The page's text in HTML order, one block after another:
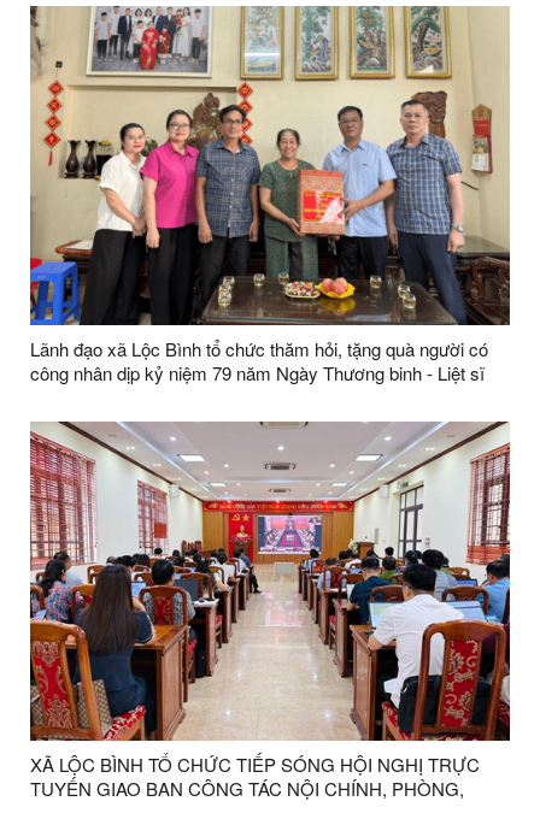
Lãnh đạo xã Lộc Bình tổ chức thăm hỏi, tặng quà người có
công nhân dịp kỷ niệm 79 năm Ngày Thương binh - Liệt sĩ
XÃ LỘC BÌNH TỔ CHỨC TIẾP SÓNG HỘI NGHỊ TRỰC
TUYẾN GIAO BAN CÔNG TÁC NỘI CHÍNH, PHÒNG,